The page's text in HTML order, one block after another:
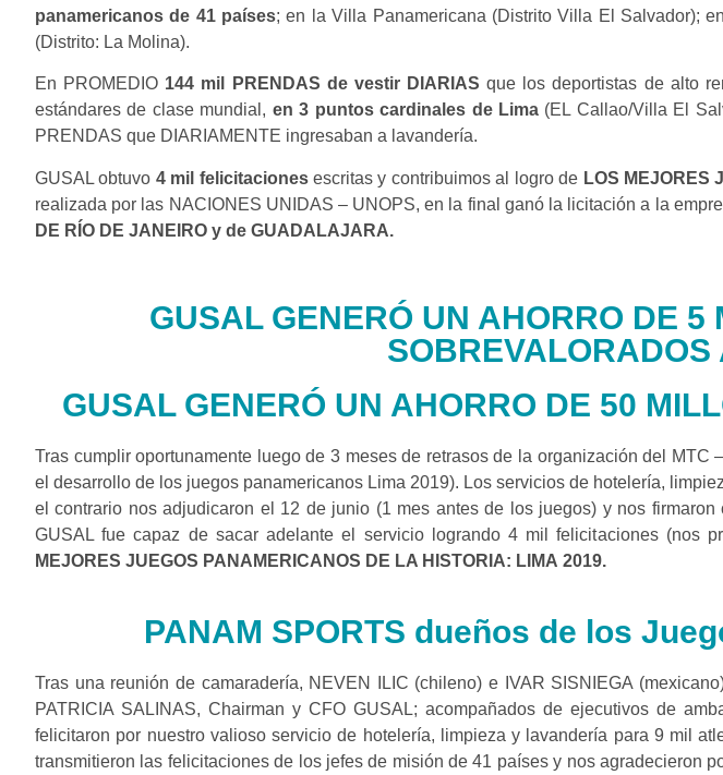
panamericanos de 41 países; en la Villa Panamericana (Distrito Villa El Salvador);
(Distrito: La Molina).
En PROMEDIO 144 mil PRENDAS de vestir DIARIAS que los deportistas de alto
estándares de clase mundial, en 3 puntos cardinales de Lima (EL Callao/Villa El
PRENDAS que DIARIAMENTE ingresaban a lavandería.
GUSAL obtuvo 4 mil felicitacionesescritas y contribuimos al logro de LOS MEJORES
realizada por las NACIONES UNIDAS – UNOPS, en la final ganó la licitación a la
DE RÍO DE JANEIRO y de GUADALAJARA.
GUSAL GENERÓ UN AHORRO DE
GUSAL GENERÓ UN AHORRO DE 50
Tras cumplir oportunamente luego de 3 meses de retrasos de la organización del
el desarrollo de los juegos panamericanos Lima 2019). Los servicios de hotelería,
el contrario nos adjudicaron el 12 de junio (1 mes antes de los juegos) y nos
GUSAL fue capaz de sacar adelante el servicio logrando 4 mil felicitaciones (nos
MEJORES JUEGOS PANAMERICANOS DE LA HISTORIA: LIMA 2019.
PANAM SPORTS dueños de los
Tras una reunión de camaradería, NEVEN ILIC (chileno) e IVAR SISNIEGA
PATRICIA SALINAS, Chairman y CFO GUSAL; acompañados de ejecutivos de
felicitaron por nuestro valioso servicio de hotelería, limpieza y lavandería para 9 mil
transmitieron las felicitaciones de los jefes de misión de 41 países y nos agradecieron